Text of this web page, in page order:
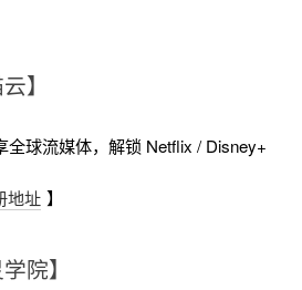
】
全球流媒体，解锁 Netflix / Disney+
地址 】
院】